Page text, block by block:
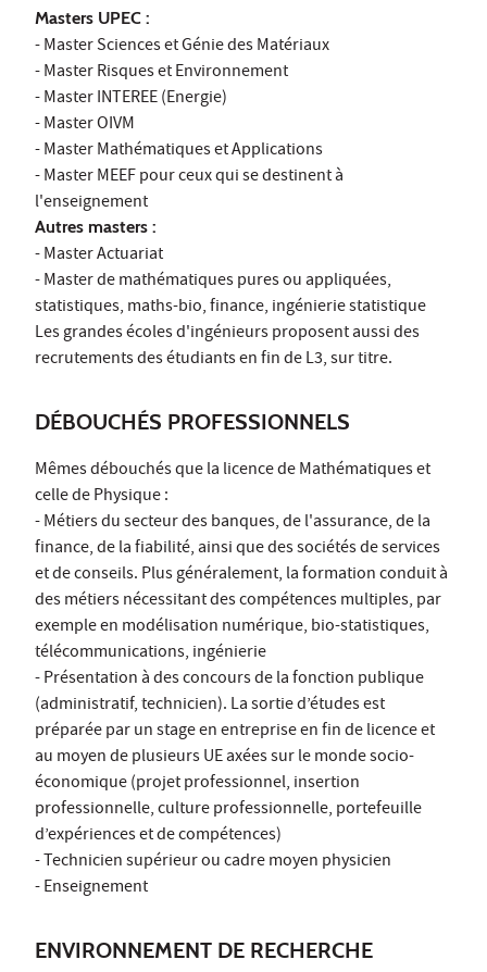
Masters UPEC :
- Master Sciences et Génie des Matériaux
- Master Risques et Environnement
- Master INTEREE (Energie)
- Master OIVM
- Master Mathématiques et Applications
- Master MEEF pour ceux qui se destinent à
l'enseignement
Autres masters :
- Master Actuariat
- Master de mathématiques pures ou appliquées,
statistiques, maths-bio, finance, ingénierie statistique
Les grandes écoles d'ingénieurs proposent aussi des
recrutements des étudiants en fin de L3, sur titre.
DÉBOUCHÉS PROFESSIONNELS
Mêmes débouchés que la licence de Mathématiques et
celle de Physique :
- Métiers du secteur des banques, de l'assurance, de la
finance, de la fiabilité, ainsi que des sociétés de services
et de conseils. Plus généralement, la formation conduit à
des métiers nécessitant des compétences multiples, par
exemple en modélisation numérique, bio-statistiques,
télécommunications, ingénierie
- Présentation à des concours de la fonction publique
(administratif, technicien). La sortie d’études est
préparée par un stage en entreprise en fin de licence et
au moyen de plusieurs UE axées sur le monde socio-
économique (projet professionnel, insertion
professionnelle, culture professionnelle, portefeuille
d’expériences et de compétences)
- Technicien supérieur ou cadre moyen physicien
- Enseignement
ENVIRONNEMENT DE RECHERCHE